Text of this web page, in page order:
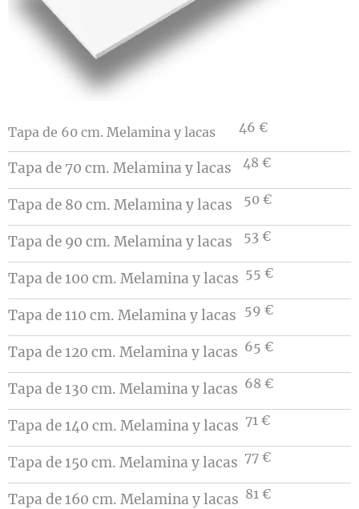
Tapa de 60 cm. Melamina y lacas 46 €
Tapa de 70 cm. Melamina y lacas 48 €
Tapa de 80 cm. Melamina y lacas 50 €
Tapa de 90 cm. Melamina y lacas 53 €
Tapa de 100 cm. Melamina y lacas 55 €
Tapa de 110 cm. Melamina y lacas 59 €
Tapa de 120 cm. Melamina y lacas 65 €
Tapa de 130 cm. Melamina y lacas 68 €
Tapa de 140 cm. Melamina y lacas 71 €
Tapa de 150 cm. Melamina y lacas 77 €
Tapa de 160 cm. Melamina y lacas 81 €